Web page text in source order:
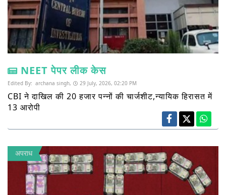
NEET पेपर लीक केस
Edited By: archana singh, 29 July, 2026, 02:20 PM
CBI ने दाखिल की 20 हजार पन्नों की चार्जशीट,न्यायिक हिरासत में
13 आरोपी
अपराध